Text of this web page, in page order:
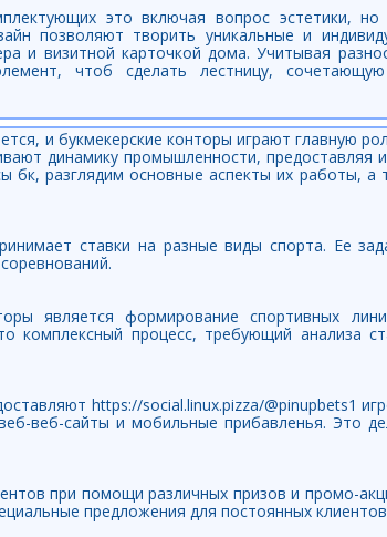
это включая вопрос эстетики,
позволяют творить уникальные и
и визитной карточкой дома. Учитывая
чтоб сделать лестницу,
и букмекерские конторы играют главную
динамику промышленности, предоставляя
бк, разглядим основные аспекты их работы, а
ставки на разные виды спорта. Ее
является формирование спортивных
процесс, требующий анализа
https://social.linux.pizza/@pinupbets1
веб-сайты и мобильные прибавленья. Это
при помощи различных призов и промо-
предложения для постоянных